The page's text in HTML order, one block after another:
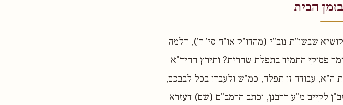
הבית
שבשו"ת נוב"י (מהדו"ק או"ח סי' ד'), דלמה
פסוקי התמיד בתפלת שחרית? ותירץ החיד"א
עבודה זו תפלה, כמ"ש ולעבדו בכל לבבכם,
לקיים מ"ע דרבנן, וכתב הרמב"ם (שם) דעזרא